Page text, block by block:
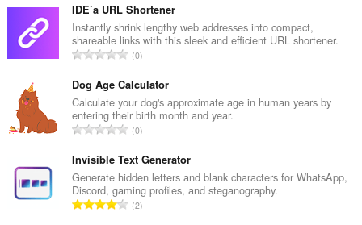
r
t
é
k
e
l
é
s
z
á
m
a
s
z
e
s
r
t
é
k
e
l
é
s
IDE`a URL Shortener
Instantly shrink lengthy web addresses into compact,
shareable links with this sleek and efficient URL shortener.
Ö
s
z
e
s
r
t
é
k
0
Dog Age Calculator
Calculate your dog's approximate age in human years by
entering their birth month and year.
Ö
s
z
e
s
0
Invisible Text Generator
Generate hidden letters and blank characters for WhatsApp,
Discord, gaming profiles, and steganography.
Ö2